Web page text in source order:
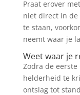
Praat erover
niet direct in de
te staan,
neemt waar je
Weet waar je
Zodra de
helderheid te
ontslag tot